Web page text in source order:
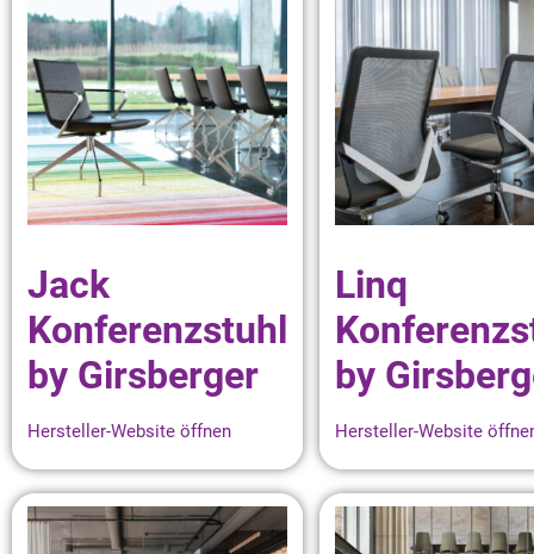
Jack
Konferenzstuhl
by Girsberger
Hersteller-Website öffnen
Linq
by
Hersteller-Website